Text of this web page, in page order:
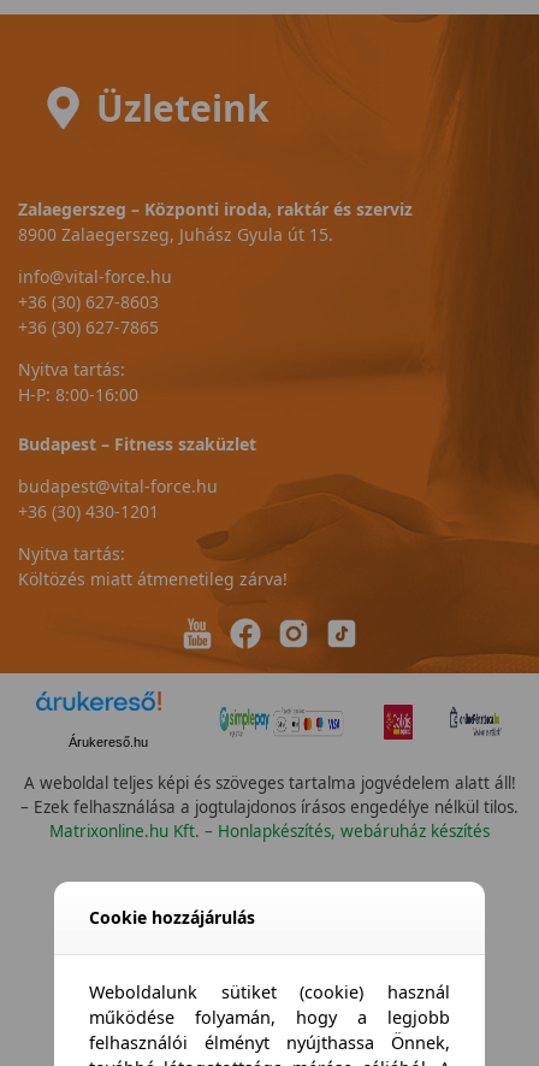
Üzleteink
Zalaegerszeg – Központi iroda, raktár és szerviz
8900 Zalaegerszeg, Juhász Gyula út 15.
info@vital-force.hu
+36 (30) 627-8603
+36 (30) 627-7865
Nyitva tartás:
H-P: 8:00-16:00
Budapest – Fitness szaküzlet
budapest@vital-force.hu
+36 (30) 430-1201
Nyitva tartás:
Költözés miatt átmenetileg zárva!
Árukereső.hu
A weboldal teljes képi és szöveges tartalma jogvédelem alatt áll!
– Ezek felhasználása a jogtulajdonos írásos engedélye nélkül tilos.
Matrixonline.hu Kft. – Honlapkészítés, webáruház készítés
Cookie hozzájárulás
Weboldalunk sütiket (cookie) használ
működése folyamán, hogy a legjobb
felhasználói élményt nyújthassa Önnek,
Összes vízállóság